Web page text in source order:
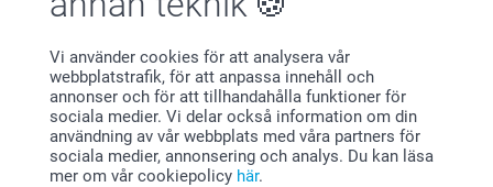
Vi använder cookies för att analysera vår
webbplatstrafik, för att anpassa innehåll och
annonser och för att tillhandahålla funktioner för
sociala medier. Vi delar också information om din
användning av vår webbplats med våra partners för
sociala medier, annonsering och analys. Du kan läsa
mer om vår cookiepolicy här.
Nöjd kundgaranti